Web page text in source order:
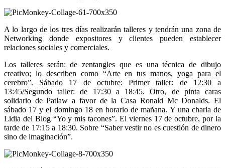
A lo largo de los tres días realizarán talleres y tendrán una zona de
Networking donde expositores y clientes pueden establecer
relaciones sociales y comerciales.
Los talleres serán: de zentangles que es una técnica de dibujo
creativo; lo describen como “Arte en tus manos, yoga para el
cerebro”. Sábado 17 de octubre: Primer taller: de 12:30 a
13:45/Segundo taller: de 17:30 a 18:45. Otro, de pinta caras
solidario de Patlaw a favor de la Casa Ronald Mc Donalds. El
sábado 17 y el domingo 18 en horario de mañana. Y una charla de
Lidia del Blog “Yo y mis tacones”. El viernes 17 de octubre, por la
tarde de 17:15 a 18:30. Sobre “Saber vestir no es cuestión de dinero
sino de imaginación”.